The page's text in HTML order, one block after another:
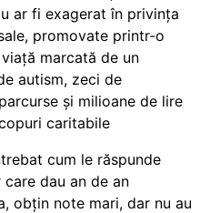
ar fi exagerat în privința
promovate printr-o
marcată de un
autism, zeci de
și milioane de lire
caritabile
cum le răspunde
dau an de an
obțin note mari, dar nu au